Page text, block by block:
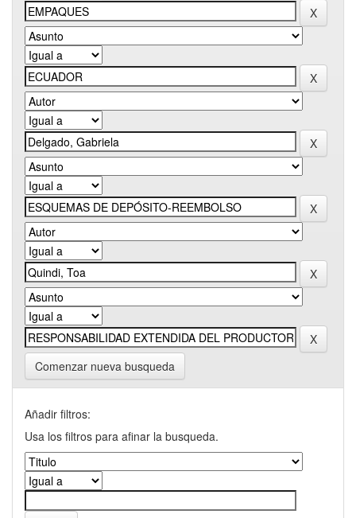
Comenzar nueva busqueda
Añadir filtros:
Usa los filtros para afinar la busqueda.